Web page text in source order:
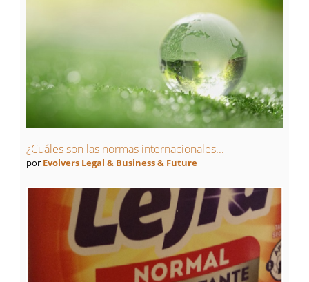
¿Cuáles son las normas internacionales...
por Evolvers Legal & Business & Future